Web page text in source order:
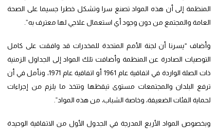
المنظمة إلى أن هذه المواد تصنع سرا وتشكل خطرا جسيما على الصحة
العامة والمجتمع من دون وجود أي استعمال علاجي لها معترف به”.
وأضاف “يسرنا أن لجنة الأمم المتحدة للمخدرات قد وافقت على كامل
التوصيات الصادرة عن المنظمة وأضافت تلك المواد إلى الجداول الزمنية
ذات الصلة الواردة في اتفاقية عام 1961 أو اتفاقية عام 1971، ونأمل في أن
ترفع البلدان والمجتمعات مستوى تيقظها وتتخذ ما يلزم من إجراءات
لحماية الفئات الضعيفة، وخاصة الشباب، من هذه المواد”.
وبخصوص المواد الأربع المدرجة في الجدول الأول من الاتفاقية الوحيدة